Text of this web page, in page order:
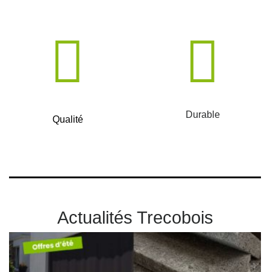
Qualité Durable
Actualités Trecobois